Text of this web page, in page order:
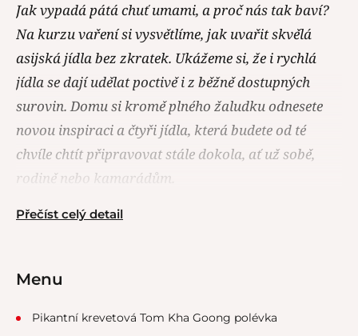
Jak vypadá pátá chuť umami, a proč nás tak baví?
Na kurzu vaření si vysvětlíme, jak uvařit skvělá
asijská jídla bez zkratek. Ukážeme si, že i rychlá
jídla se dají udělat poctivě i z běžně dostupných
surovin. Domu si kromě plného žaludku odnesete
novou inspiraci a čtyři jídla, která budete od té
chvíle chtít připravovat stále dokola, ať už sobě,
rodině nebo kamarádům.
Přečíst celý detail
Menu
Pikantní krevetová Tom Kha Goong polévka